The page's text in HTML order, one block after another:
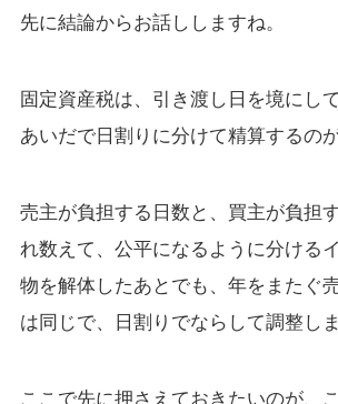
先に結論からお話ししますね。
固定資産税は、引き渡し日を境にし
あいだで日割りに分けて精算するの
売主が負担する日数と、買主が負担
れ数えて、公平になるように分ける
物を解体したあとでも、年をまたぐ
は同じで、日割りでならして調整しま
ここで先に押さえておきたいのが、